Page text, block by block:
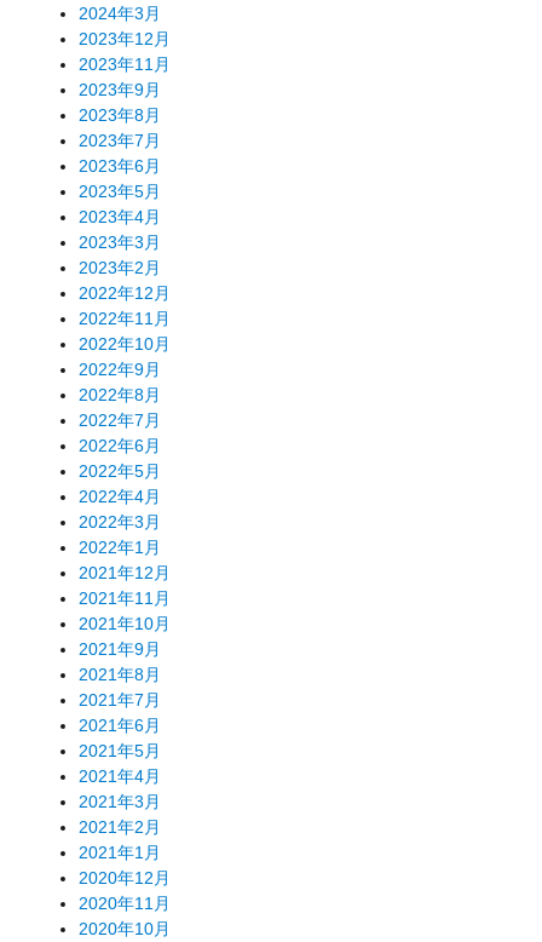
2024年3月
2023年12月
2023年11月
2023年9月
2023年8月
2023年7月
2023年6月
2023年5月
2023年4月
2023年3月
2023年2月
2022年12月
2022年11月
2022年10月
2022年9月
2022年8月
2022年7月
2022年6月
2022年5月
2022年4月
2022年3月
2022年1月
2021年12月
2021年11月
2021年10月
2021年9月
2021年8月
2021年7月
2021年6月
2021年5月
2021年4月
2021年3月
2021年2月
2021年1月
2020年12月
2020年11月
2020年10月